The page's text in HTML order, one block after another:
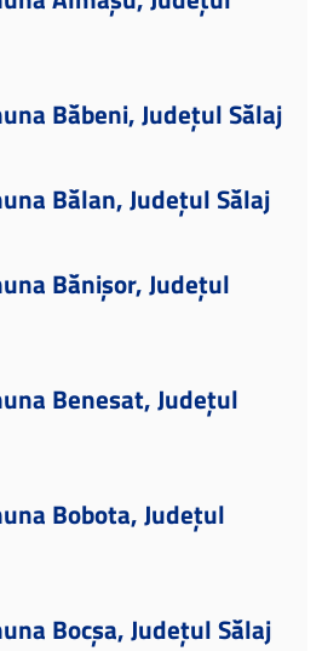
Băbeni, Județul Sălaj
Bălan, Județul Sălaj
Bănișor, Județul
Benesat, Județul
Bobota, Județul
Bocșa, Județul Sălaj